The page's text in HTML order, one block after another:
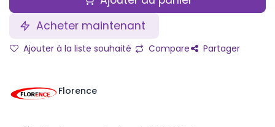
Acheter maintenant
Ajouter à la liste souhaité Compare Partager
Florence